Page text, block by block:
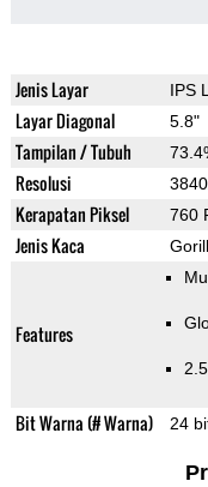
Jenis Layar IPS
Layar Diagonal 5.8"
Tampilan / Tubuh
Resolusi
Kerapatan Piksel 760
Jenis Kaca
Features
Bit Warna (# Warna) 24